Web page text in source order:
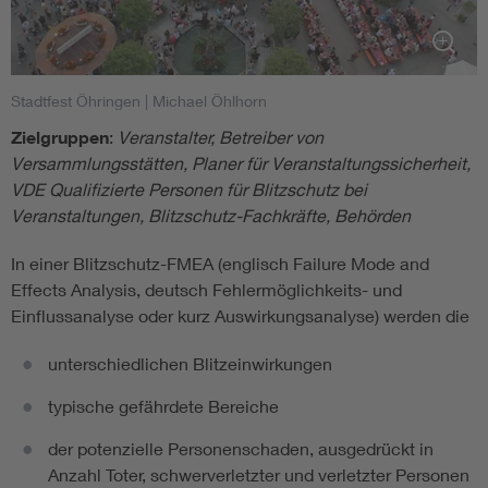
2. Metallene Dachkonstruktion als Fang- und
Ableitungseinrichtung
Die Metallkonstruktionsteile (Dachbereich, Stützen) können
als Bestandteil eines Blitzschutzsystems betrachtet
werden, sofern sie durchverbunden sind und Querschnitte
entsprechend der Blitzschutznorm [1] aufweisen. Parallele
Streben und Stützen müssen in einem Abstand von
maximal 15 m angeordnet sein (das entspricht der im
Standsicherheitsnachweis nach DIN EN 13782 oder DIN
4112 ist erforderlich.
(elektrisch isolierende) Zeltplane ist für die Wirkung als
Fangeinrichtung nicht relevant. Ein Nachweis über die
und EN 13501-1) sollte vorliegen.
Stadtfest Öhringen | Michael Öhlhorn
Zielgruppen: Veranstalter, Betreiber von
Versammlungsstätten, Planer für Veranstaltungssicherheit,
VDE Qualifizierte Personen für Blitzschutz bei
Veranstaltungen, Blitzschutz-Fachkräfte, Behörden
In einer Blitzschutz-FMEA (englisch Failure Mode and
Effects Analysis, deutsch Fehlermöglichkeits- und
Einflussanalyse oder kurz Auswirkungsanalyse) werden die
unterschiedlichen Blitzeinwirkungen
typische gefährdete Bereiche
der potenzielle Personenschaden, ausgedrückt in
Anzahl Toter, schwerverletzter und verletzter Personen